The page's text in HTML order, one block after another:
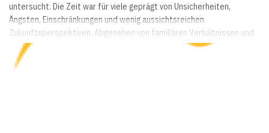
untersucht. Die Zeit war für viele geprägt von Unsicherheiten,
Ängsten, Einschränkungen und wenig aussichtsreichen
Zukunftsperspektiven. Abgesehen von familiären Verhältnissen und
persönlicher Verfassung befinden sich Jugendliche in einem mehr
oder weniger fragilen Übergangsstadium zwischen...